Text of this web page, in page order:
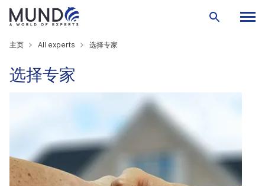
主页 All experts 选择专家
选择专家